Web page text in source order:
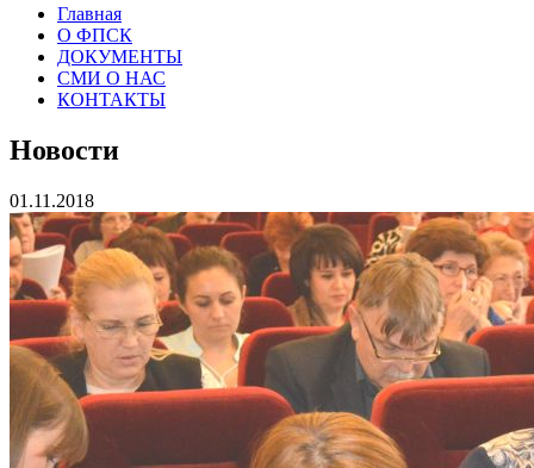
Главная
О ФПСК
ДОКУМЕНТЫ
СМИ О НАС
КОНТАКТЫ
Новости
01.11.2018